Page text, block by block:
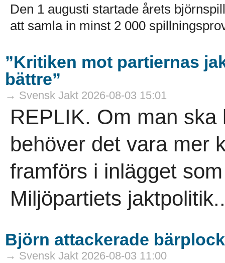
Den 1 augusti startade årets
att samla in minst 2 000
”Kritiken mot partiernas
bättre”
→ Svensk Jakt 2026-08-03 15:01
REPLIK. Om man
behöver det vara mer
framförs i inlägget
Miljöpartiets
Björn attackerade
→ Svensk Jakt 2026-08-03 11:00